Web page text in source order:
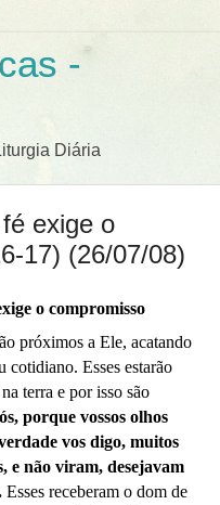
-
Diária
exige o
17) (26/07/08)
o compromisso
próximos a Ele, acatando
cotidiano. Esses estarão
terra e por isso são
porque vossos olhos
vos digo, muitos
e não viram, desejavam
Esses receberam o dom de